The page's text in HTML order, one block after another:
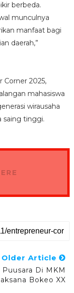
berbeda.
munculnya
manfaat bagi
daerah,”
Corner 2025,
mahasiswa
wirausaha
saing tinggi.
Older Article
Di MKM
Bokeo XX